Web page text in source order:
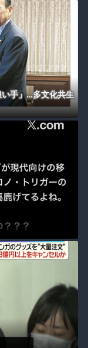
手」…多文化共生